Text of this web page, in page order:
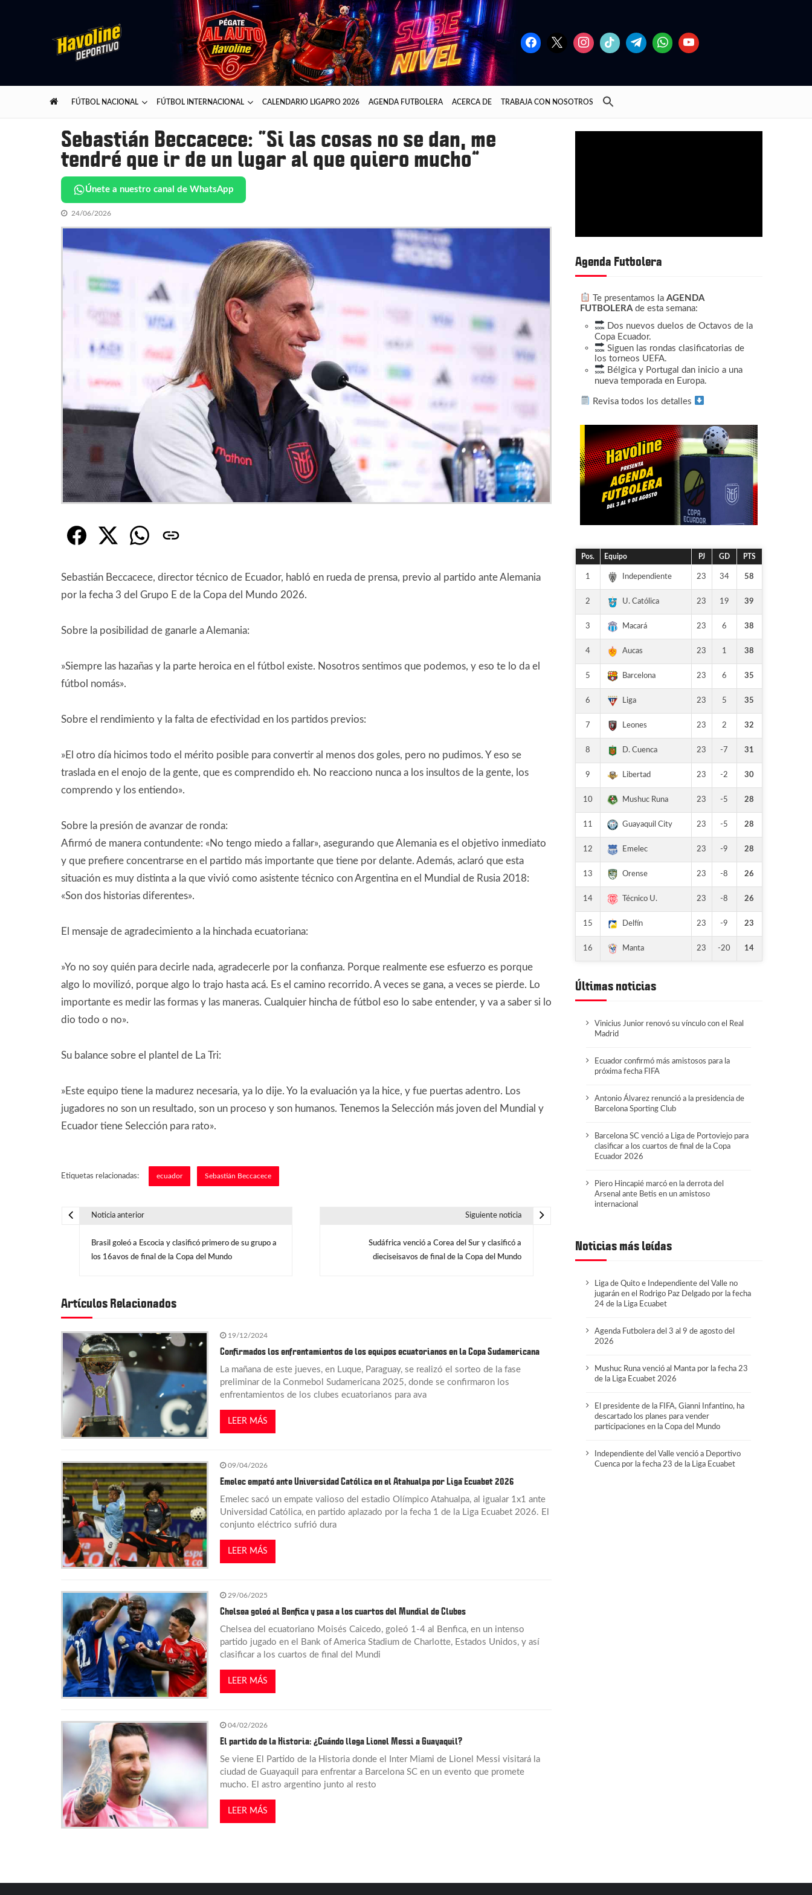
Lo mejor del deporte presentado por Havoline
FÚTBOL NACIONAL FÚTBOL INTERNACIONAL CALENDARIO LIGAPRO 2026 AGENDA FUTBOLERA ACERCA DE TRABAJA CON NOSOTROS
Sebastián Beccacece: “Si las cosas no se dan, me
tendré que ir de un lugar al que quiero mucho”
Únete a nuestro canal de WhatsApp
24/06/2026
Sebastián Beccacece, director técnico de Ecuador, habló en rueda de prensa, previo al partido ante Alemania
por la fecha 3 del Grupo E de la Copa del Mundo 2026.
Sobre la posibilidad de ganarle a Alemania:
​»Siempre las hazañas y la parte heroica en el fútbol existe. Nosotros sentimos que podemos, y eso te lo da el
fútbol nomás».
Sobre el rendimiento y la falta de efectividad en los partidos previos:
​»El otro día hicimos todo el mérito posible para convertir al menos dos goles, pero no pudimos. Y eso se
traslada en el enojo de la gente, que es comprendido eh. No reacciono nunca a los insultos de la gente, los
comprendo y los entiendo».
Sobre la presión de avanzar de ronda:
Afirmó de manera contundente: «No tengo miedo a fallar», asegurando que Alemania es el objetivo inmediato
y que prefiere concentrarse en el partido más importante que tiene por delante. Además, aclaró que esta
situación es muy distinta a la que vivió como asistente técnico con Argentina en el Mundial de Rusia 2018:
«Son dos historias diferentes».
El mensaje de agradecimiento a la hinchada ecuatoriana:
​»Yo no soy quién para decirle nada, agradecerle por la confianza. Porque realmente ese esfuerzo es porque
algo lo movilizó, porque algo lo trajo hasta acá. Es el camino recorrido. A veces se gana, a veces se pierde. Lo
importante es medir las formas y las maneras. Cualquier hincha de fútbol eso lo sabe entender, y va a saber si lo
dio todo o no».
​Su balance sobre el plantel de La Tri:
​»Este equipo tiene la madurez necesaria, ya lo dije. Yo la evaluación ya la hice, y fue puertas adentro. Los
jugadores no son un resultado, son un proceso y son humanos. Tenemos la Selección más joven del Mundial y
Ecuador tiene Selección para rato».
Etiquetas relacionadas: ecuador Sebastián Beccacece
e
g
a
i
ó
n
d
e
e
n
t
r
d
a
s
Noticia anterior
Brasil goleó a Escocia y clasificó primero de su grupo a
los 16avos de final de la Copa del Mundo
Siguiente noticia
Sudáfrica venció a Corea del Sur y clasificó a
dieciseisavos de final de la Copa del Mundo
Artículos Relacionados
19/12/2024
Confirmados los enfrentamientos de los equipos ecuatorianos en la Copa Sudamericana
La mañana de este jueves, en Luque, Paraguay, se realizó el sorteo de la fase
preliminar de la Conmebol Sudamericana 2025, donde se confirmaron los
enfrentamientos de los clubes ecuatorianos para ava
LEER MÁS
09/04/2026
Emelec empató ante Universidad Católica en el Atahualpa por Liga Ecuabet 2026
Emelec sacó un empate valioso del estadio Olímpico Atahualpa, al igualar 1x1 ante
Universidad Católica, en partido aplazado por la fecha 1 de la Liga Ecuabet 2026. El
conjunto eléctrico sufrió dura
LEER MÁS
29/06/2025
Chelsea goleó al Benfica y pasa a los cuartos del Mundial de Clubes
Chelsea del ecuatoriano Moisés Caicedo, goleó 1-4 al Benfica, en un intenso
partido jugado en el Bank of America Stadium de Charlotte, Estados Unidos, y así
clasificar a los cuartos de final del Mundi
LEER MÁS
04/02/2026
El partido de la Historia: ¿Cuándo llega Lionel Messi a Guayaquil?
Se viene El Partido de la Historia donde el Inter Miami de Lionel Messi visitará la
ciudad de Guayaquil para enfrentar a Barcelona SC en un evento que promete
mucho. El astro argentino junto al resto
LEER MÁS
Agenda Futbolera
Te presentamos la AGENDA
FUTBOLERAde esta semana:
Dos nuevos duelos de Octavos de la
Copa Ecuador.
Siguen las rondas clasificatorias de
los torneos UEFA.
Bélgica y Portugal dan inicio a una
nueva temporada en Europa.
Revisa todos los detalles
Pos. Equipo PJ GD PTS
1 Independiente 23 34 58
2 U. Católica 23 19 39
3 Macará 23 6 38
4 Aucas 23 1 38
5 Barcelona 23 6 35
6 Liga 23 5 35
7 Leones 23 2 32
8 D. Cuenca 23 -7 31
9 Libertad 23 -2 30
10 Mushuc Runa 23 -5 28
11 Guayaquil City 23 -5 28
12 Emelec 23 -9 28
13 Orense 23 -8 26
14 Técnico U. 23 -8 26
15 Delfín 23 -9 23
16 Manta 23 -20 14
Últimas noticias
Vinicius Junior renovó su vínculo con el Real
Madrid
Ecuador confirmó más amistosos para la
próxima fecha FIFA
Antonio Álvarez renunció a la presidencia de
Barcelona Sporting Club
Barcelona SC venció a Liga de Portoviejo para
clasificar a los cuartos de final de la Copa
Ecuador 2026
Piero Hincapié marcó en la derrota del
Arsenal ante Betis en un amistoso
internacional
Noticias más leídas
Liga de Quito e Independiente del Valle no
jugarán en el Rodrigo Paz Delgado por la fecha
24 de la Liga Ecuabet
Agenda Futbolera del 3 al 9 de agosto del
2026
Mushuc Runa venció al Manta por la fecha 23
de la Liga Ecuabet 2026
El presidente de la FIFA, Gianni Infantino, ha
descartado los planes para vender
participaciones en la Copa del Mundo
Independiente del Valle venció a Deportivo
Cuenca por la fecha 23 de la Liga Ecuabet